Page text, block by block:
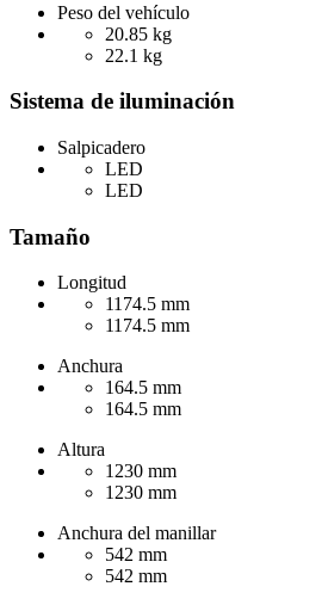
Peso del vehículo
20.85 kg
22.1 kg
Sistema de iluminación
Salpicadero
LED
LED
Tamaño
Longitud
1174.5 mm
1174.5 mm
Anchura
164.5 mm
164.5 mm
Altura
1230 mm
1230 mm
Anchura del manillar
542 mm
542 mm